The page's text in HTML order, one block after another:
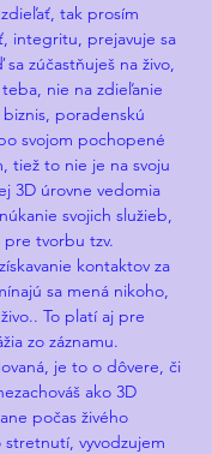
tak prosím
integritu, prejavuje sa
zúčastňuješ na živo,
nie na zdieľanie
poradenskú
svojom pochopené
tiež to nie je na svoju
3D úrovne vedomia
svojich služieb,
tvorbu tzv.
kontaktov za
sa mená nikoho,
To platí aj pre
zo záznamu.
je to o dôvere, či
ako 3D
počas živého
vyvodzujem